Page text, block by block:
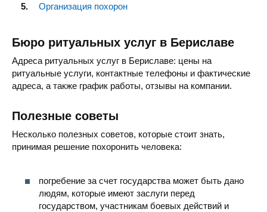
Организация похорон
Бюро ритуальных услуг в Бериславе
Адреса ритуальных услуг в Бериславе: цены на
ритуальные услуги, контактные телефоны и фактические
адреса, а также график работы, отзывы на компании.
Полезные советы
Несколько полезных советов, которые стоит знать,
принимая решение похоронить человека:
погребение за счет государства может быть дано
людям, которые имеют заслуги перед
государством, участникам боевых действий и